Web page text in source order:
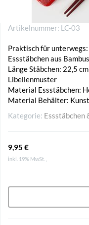
Artikelnummer: LC-03
Praktisch für unterwegs:
Essstäbchen aus
Länge Stäbchen: 22,5 cm
Libellenmuster
Material Essstäbchen:
Material Behälter:
Kategorie: Essstäbchen
9,95 €
inkl. 19% MwSt. ,